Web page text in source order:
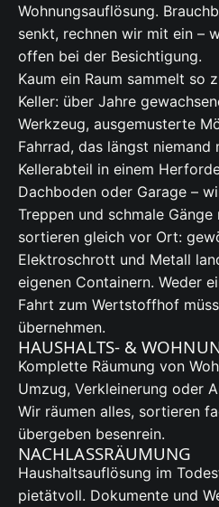
Wohnungsauflösung.
senkt, rechnen wir mit ein –
offen bei der Besichtigung.
Kaum ein Raum sammelt so
Keller: über Jahre
Werkzeug, ausgemusterte
Fahrrad, das längst niemand
Kellerabteil in einem
Dachboden oder Garage –
Treppen und schmale
sortieren gleich vor Ort:
Elektroschrott und Metall
eigenen Containern. Weder
Fahrt zum Wertstoffhof
übernehmen.
HAUSHALTS- &
Komplette Räumung von
Umzug, Verkleinerung oder
Wir räumen alles, sortieren
übergeben besenrein.
NACHLASSRÄUMUNG
Haushaltsauflösung im
pietätvoll. Dokumente und